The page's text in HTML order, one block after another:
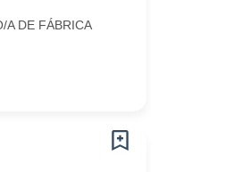
DE FÁBRICA